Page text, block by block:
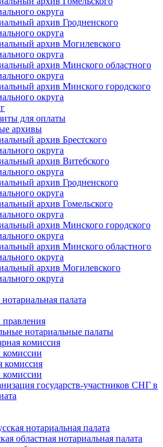
округа
архив Гродненского
округа
архив Могилевского
округа
архив Минского областного
округа
архив Минского городского
округа
для оплаты
архивы
архив Брестского
округа
архив Витебского
округа
архив Гродненского
округа
архив Гомельского
округа
архив Минского городского
округа
архив Минского областного
округа
архив Могилевского
округа
палата
нотариальные палаты
комиссия
комиссия
государств-участников СНГ в
нотариальная палата
областная нотариальная палата